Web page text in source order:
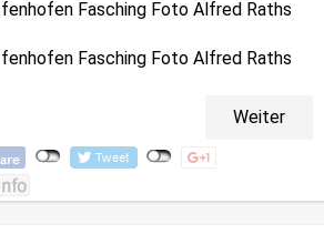
Weiter